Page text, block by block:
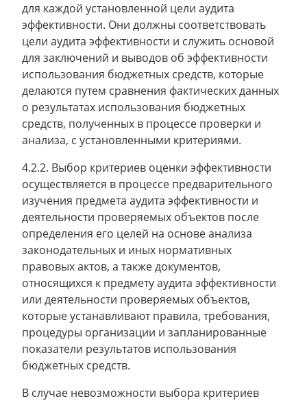
для каждой установленной цели аудита
эффективности. Они должны соответствовать
цели аудита эффективности и служить основой
для заключений и выводов об эффективности
использования бюджетных средств, которые
делаются путем сравнения фактических данных
о результатах использования бюджетных
средств, полученных в процессе проверки и
анализа, с установленными критериями.
4.2.2. Выбор критериев оценки эффективности
осуществляется в процессе предварительного
изучения предмета аудита эффективности и
деятельности проверяемых объектов после
определения его целей на основе анализа
законодательных и иных нормативных
правовых актов, а также документов,
относящихся к предмету аудита эффективности
или деятельности проверяемых объектов,
которые устанавливают правила, требования,
процедуры организации и запланированные
показатели результатов использования
бюджетных средств.
В случае невозможности выбора критериев